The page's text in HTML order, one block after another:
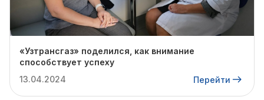
«Узтрансгаз» поделился, как внимание
способствует успеху
13.04.2024
Перейти